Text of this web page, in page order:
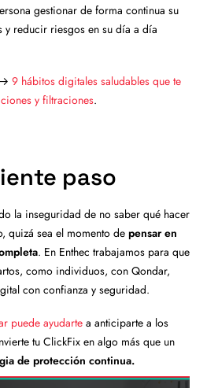
gestionar de forma continua su
y reducir riesgos en su día a día
9 hábitos digitales saludables que te
y filtraciones.
paso
la inseguridad de no saber qué hacer
quizá sea el momento de pensar en
. En Enthec trabajamos para que
como individuos, con Qondar,
con confianza y seguridad.
puede ayudartea anticiparte a los
tu ClickFix en algo más que un
de protección continua.